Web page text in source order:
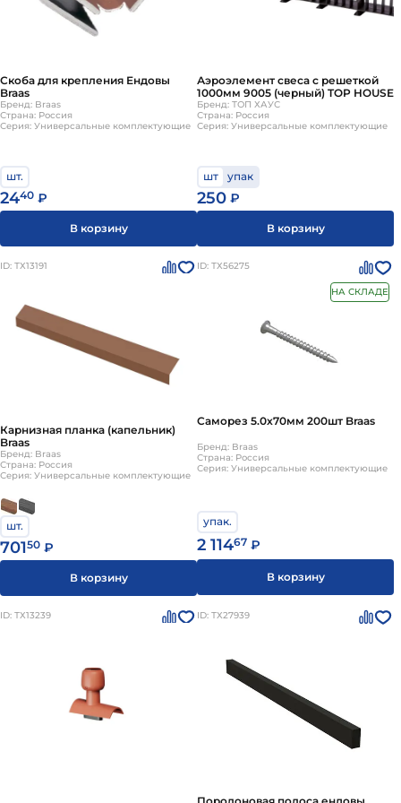
Скоба для крепления Ендовы
Braas
Бренд: Braas
Страна: Россия
Серия: Универсальные комплектующие
шт.
2440 ₽
В корзину
Аэроэлемент свеса с решеткой
1000мм 9005 (черный) TOP HOUSE
Бренд: ТОП ХАУС
Страна: Россия
Серия: Универсальные комплектующие
шт упак
250 ₽
В корзину
ID: ТХ13191
Карнизная планка (капельник)
Braas
Бренд: Braas
Страна: Россия
Серия: Универсальные комплектующие
шт.
70150 ₽
В корзину
ID: ТХ56275
НА СКЛАДЕ
Саморез 5.0х70мм 200шт Braas
Бренд: Braas
Страна: Россия
Серия: Универсальные комплектующие
упак.
2 11467 ₽
В корзину
ID: ТХ13239 ID: ТХ27939